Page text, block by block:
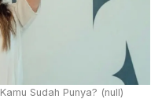
Sudah Punya? (null)